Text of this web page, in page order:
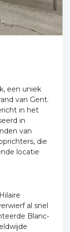
een uniek
van Gent.
in het
in
van
die
locatie
al snel
Blanc-